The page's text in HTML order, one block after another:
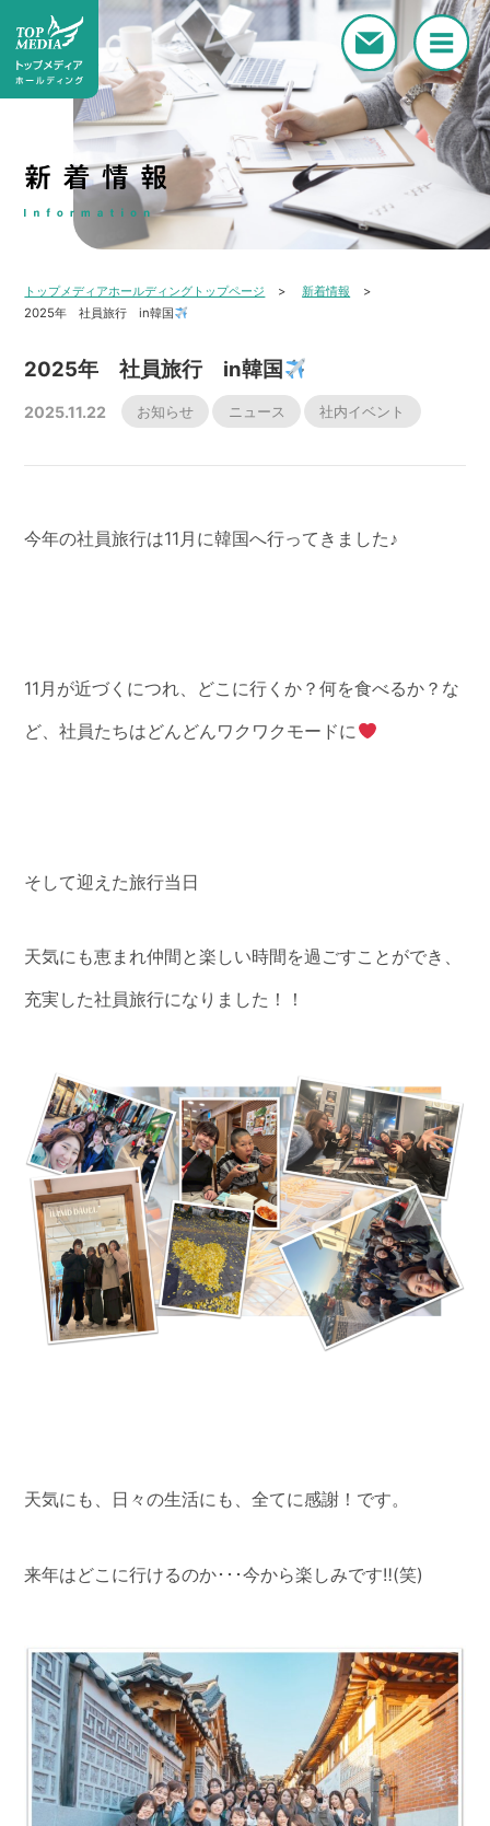
トップメディアホールディングトップページ
新着情報
2025年 社員旅行 in韓国
2025年 社員旅行 in韓国
2025.11.22 お知らせ ニュース 社内イベント
今年の社員旅行は11月に韓国へ行ってきました♪
11月が近づくにつれ、どこに行くか？何を食べるか？な
ど、社員たちはどんどんワクワクモードに
そして迎えた旅行当日
天気にも恵まれ仲間と楽しい時間を過ごすことができ、
充実した社員旅行になりました！！
天気にも、日々の生活にも、全てに感謝！です。
来年はどこに行けるのか･･･今から楽しみです‼(笑)